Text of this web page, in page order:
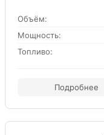
Объём:
Мощность:
Топливо:
Подробнее